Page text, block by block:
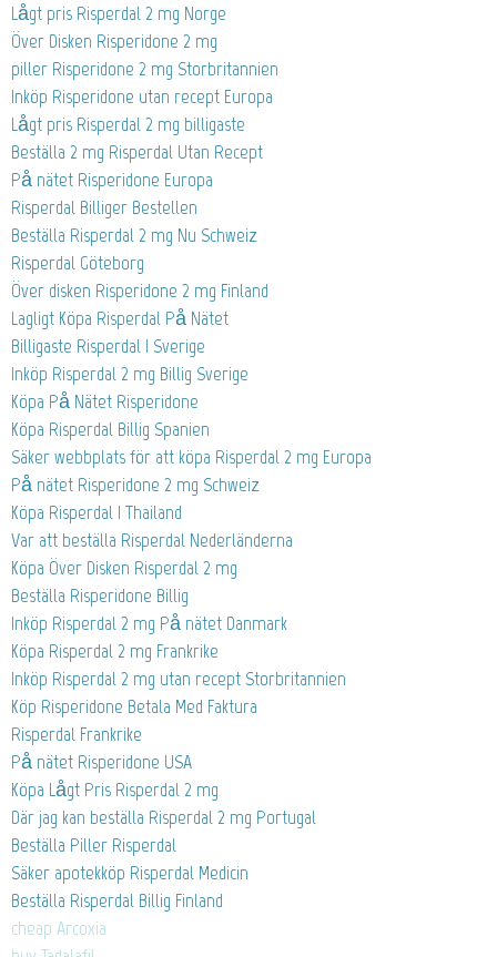
Lågt pris Risperdal 2 mg Norge
Över Disken Risperidone 2 mg
piller Risperidone 2 mg Storbritannien
Inköp Risperidone utan recept Europa
Lågt pris Risperdal 2 mg billigaste
Beställa 2 mg Risperdal Utan Recept
På nätet Risperidone Europa
Risperdal Billiger Bestellen
Beställa Risperdal 2 mg Nu Schweiz
Risperdal Göteborg
Över disken Risperidone 2 mg Finland
Lagligt Köpa Risperdal På Nätet
Billigaste Risperdal I Sverige
Inköp Risperdal 2 mg Billig Sverige
Köpa På Nätet Risperidone
Köpa Risperdal Billig Spanien
Säker webbplats för att köpa Risperdal 2 mg Europa
På nätet Risperidone 2 mg Schweiz
Köpa Risperdal I Thailand
Var att beställa Risperdal Nederländerna
Köpa Över Disken Risperdal 2 mg
Beställa Risperidone Billig
Inköp Risperdal 2 mg På nätet Danmark
Köpa Risperdal 2 mg Frankrike
Inköp Risperdal 2 mg utan recept Storbritannien
Köp Risperidone Betala Med Faktura
Risperdal Frankrike
På nätet Risperidone USA
Köpa Lågt Pris Risperdal 2 mg
Där jag kan beställa Risperdal 2 mg Portugal
Beställa Piller Risperdal
Säker apotekköp Risperdal Medicin
Beställa Risperdal Billig Finland
cheap Arcoxia